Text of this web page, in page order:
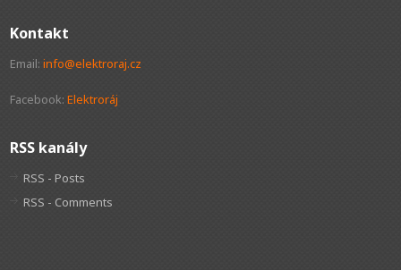
Kontakt
Email:info@elektroraj.cz
Facebook:Elektroráj
RSS kanály
RSS - Posts
RSS - Comments